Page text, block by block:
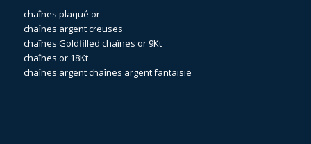
chaînes plaqué or
chaînes argent creuses
chaînes Goldfilled chaînes or 9Kt
chaînes or 18Kt
chaînes argentchaînes argent fantaisie